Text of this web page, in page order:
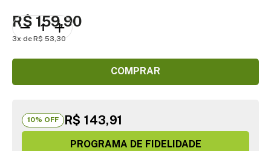
R$159,90
3 R$ 53,30
COMPRAR
10% OFF R$ 143,91
PROGRAMA DE FIDELIDADE